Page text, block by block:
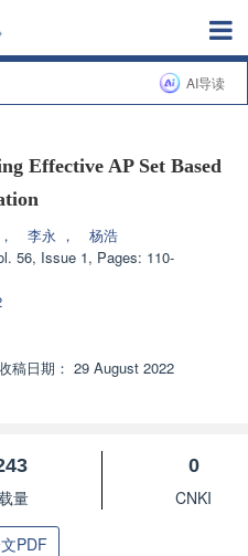
AI导读
Effective AP Set Based
， 李永 ，
杨浩
56, Issue 1, Pages: 110-
稿日期： 29 August 2022
量
0
CNKI
PDF